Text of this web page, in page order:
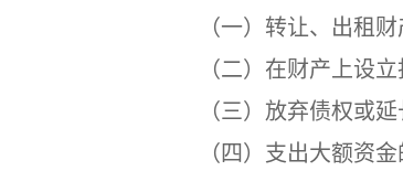
（一）转让、出租财
（二）在财产上设立
（三）放弃债权或延
（四）支出大额资金